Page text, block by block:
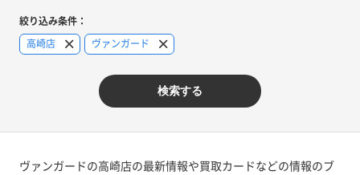
絞り込み条件：
高崎店
ヴァンガード
検索する
ヴァンガードの高崎店の最新情報や買取カードなどの情報のブ